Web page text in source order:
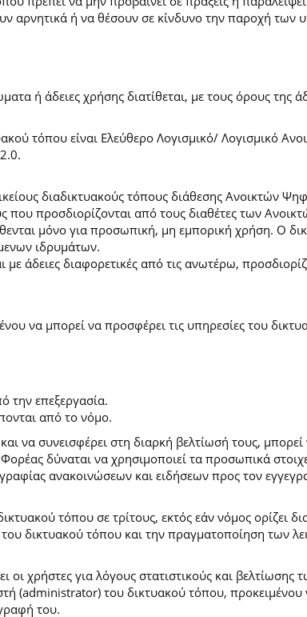
αρνητικά ή να θέσουν σε κίνδυνο την παροχή των
ή άδειες χρήσης διατίθεται, με τους όρους της
τόπου είναι Ελεύθερο Λογισμικό/ Λογισμικό
διαδικτυακούς τόπους διάθεσης Ανοικτών
προσδιορίζονται από τους διαθέτες των
μόνο για προσωπική, μη εμπορική χρήση. Ο
ιδρυμάτων.
άδειες διαφορετικές από τις ανωτέρω,
να μπορεί να προσφέρει τις υπηρεσίες του
την επεξεργασία.
από το νόμο.
να συνεισφέρει στη διαρκή βελτίωσή τους,
δύναται να χρησιμοποιεί τα προσωπικά
ανακοινώσεων και ειδήσεων προς τον
τόπου σε τρίτους, εκτός εάν νόμος ορίζει
δικτυακού τόπου και την πραγματοποίηση των
χρήστες για λόγους στατιστικούς και βελτίωσης
(administrator) του δικτυακού τόπου, προκειμένου
του.